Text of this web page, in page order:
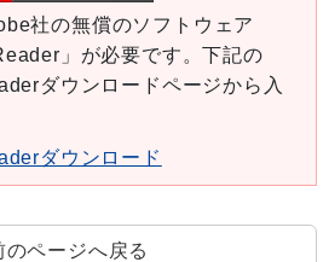
社の無償のソフトウェア
」が必要です。下記の
ダウンロードページから入
ダウンロード
のページへ戻る